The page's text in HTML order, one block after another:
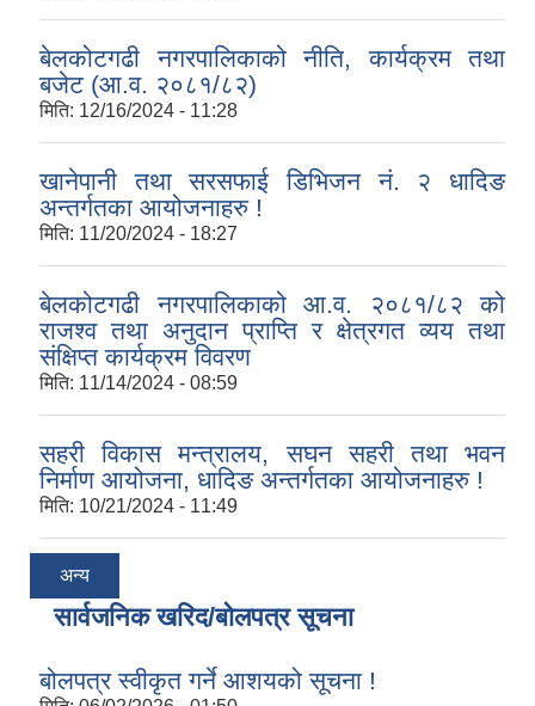
बेलकोटगढी नगरपालिकाको नीति, कार्यक्रम तथा
बजेट (आ.व. २०८१/८२)
मिति: 12/16/2024 - 11:28
खानेपानी तथा सरसफाई डिभिजन नं. २ धादिङ
अन्तर्गतका आयोजनाहरु !
मिति: 11/20/2024 - 18:27
बेलकोटगढी नगरपालिकाको आ.व. २०८१/८२ को
राजश्व तथा अनुदान प्राप्ति र क्षेत्रगत व्यय तथा
संक्षिप्त कार्यक्रम विवरण
मिति: 11/14/2024 - 08:59
सहरी विकास मन्त्रालय, सघन सहरी तथा भवन
निर्माण आयोजना, धादिङ अन्तर्गतका आयोजनाहरु !
मिति: 10/21/2024 - 11:49
अन्य
सार्वजनिक खरिद/बोलपत्र सूचना
बोलपत्र स्वीकृत गर्ने आशयको सूचना !